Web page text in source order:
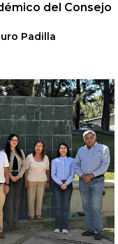
del Consejo
Padilla